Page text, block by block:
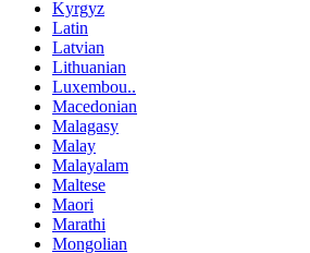
Kyrgyz
Latin
Latvian
Lithuanian
Luxembou..
Macedonian
Malagasy
Malay
Malayalam
Maltese
Maori
Marathi
Mongolian